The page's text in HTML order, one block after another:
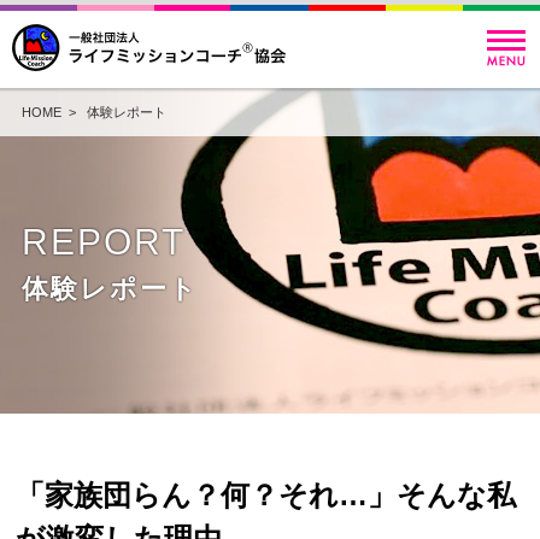
HOME> 体験レポート
REPORT
体験レポート
「家族団らん？何？それ…」そんな私